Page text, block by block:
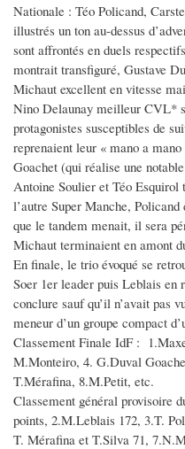
Nationale : Téo Policand,
illustrés un ton au-dessus
sont affrontés en duels
montrait transfiguré, Gustave
Michaut excellent en vitesse
Nino Delaunay meilleur CVL*
protagonistes susceptibles de
reprenaient leur « mano a
Goachet (qui réalise une
Antoine Soulier et Téo
l’autre Super Manche,
que le tandem menait, il sera
Michaut terminaient en amont
En finale, le trio évoqué se
Soer 1er leader puis Leblais
conclure sauf qu’il n’avait pas
meneur d’un groupe compact
Classement Finale IdF :
M.Monteiro, 4. G.Duval
T.Mérafina, 8.M.Petit, etc.
Classement général provisoire
points, 2.M.Leblais 172, 3.T.
T. Mérafina et T.Silva 71,